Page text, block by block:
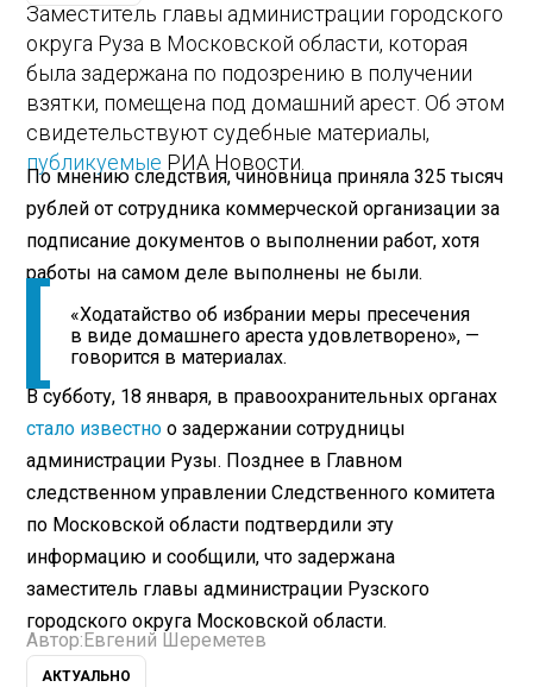
Заместитель главы администрации городского
округа Руза в Московской области, которая
была задержана по подозрению в получении
взятки, помещена под домашний арест. Об этом
свидетельствуют судебные материалы,
публикуемые РИА Новости.
По мнению следствия, чиновница приняла 325 тысяч
рублей от сотрудника коммерческой организации за
подписание документов о выполнении работ, хотя
работы на самом деле выполнены не были.
«Ходатайство об избрании меры пресечения
в виде домашнего ареста удовлетворено», —
говорится в материалах.
В субботу, 18 января, в правоохранительных органах
стало известно о задержании сотрудницы
администрации Рузы. Позднее в Главном
следственном управлении Следственного комитета
по Московской области подтвердили эту
информацию и сообщили, что задержана
заместитель главы администрации Рузского
городского округа Московской области.
Автор: Евгений Шереметев
АКТУАЛЬНО